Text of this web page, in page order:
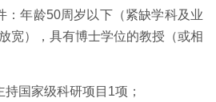
：年龄50周岁以下（紧缺学科及业
宽），具有博士学位的教授（或相
国家级科研项目1项；